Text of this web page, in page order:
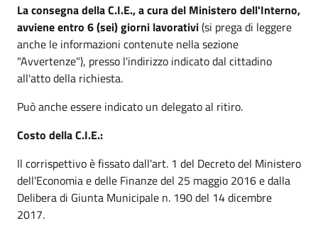
La consegna della C.I.E., a cura del Ministero dell'Interno,
avviene entro 6 (sei) giorni lavorativi(si prega di leggere
anche le informazioni contenute nella sezione
"Avvertenze"), presso l'indirizzo indicato dal cittadino
all'atto della richiesta.
Può anche essere indicato un delegato al ritiro.
Costo della C.I.E.:
Il corrispettivo è fissato dall'art. 1 del Decreto del Ministero
dell'Economia e delle Finanze del 25 maggio 2016 e dalla
Delibera di Giunta Municipale n. 190 del 14 dicembre
2017.